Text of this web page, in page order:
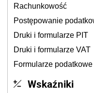
Rachunkowość
Postępowanie
Druki i formularze PIT
Druki i formularze VAT
Formularze podatkowe
Wskaźniki